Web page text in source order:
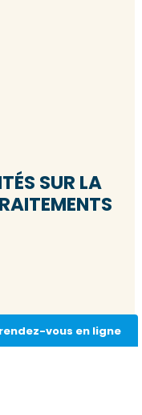
SUR LA
vous en ligne